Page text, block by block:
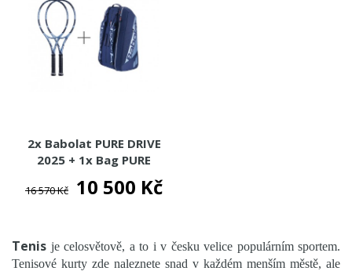
TENISOVÉ OMOTÁVKY
TENISOVÉ DOPLŇKY
2x Babolat PURE DRIVE
2025 + 1x Bag PURE
16 570 Kč 10 500 Kč
Tenis je celosvětově, a to i v česku velice populárním sportem.
Tenisové kurty zde naleznete snad v každém menším městě, ale